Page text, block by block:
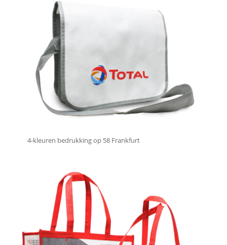
4-kleuren bedrukking op 58 Frankfurt